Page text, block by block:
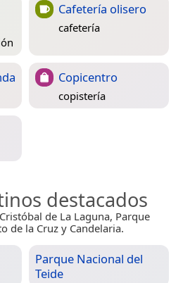
Cafetería olisero
cafetería
Copicentro
copistería
destacados
de La Laguna, Parque
de la Cruz y Candelaria.
Parque Nacional del
Teide